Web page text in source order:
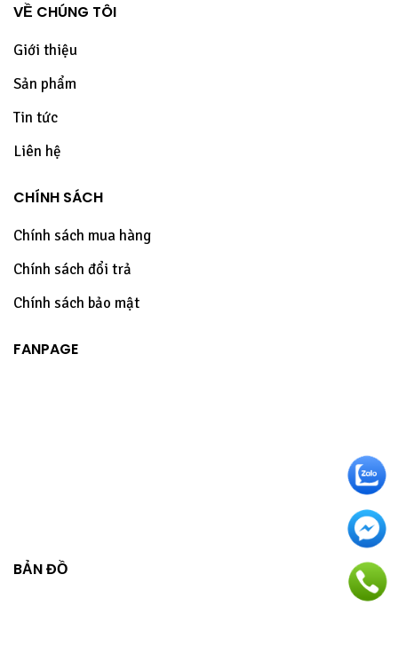
VỀ CHÚNG TÔI
Giới thiệu
Sản phẩm
Tin tức
Liên hệ
CHÍNH SÁCH
Chính sách mua hàng
Chính sách đổi trả
Chính sách bảo mật
FANPAGE
BẢN ĐỒ